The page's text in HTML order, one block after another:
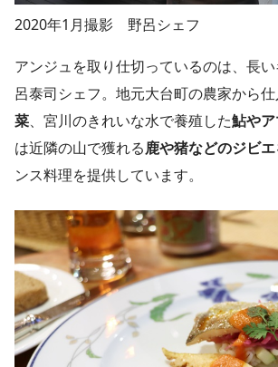
2020年1月撮影 野呂シェフ
アンジュを取り仕切っているのは、長
呂泰司シェフ。地元大台町の農家から
菜、宮川のきれいな水で養殖した鮎や
は近隣の山で獲れる鹿や猪などのジビエ
ンス料理を提供しています。